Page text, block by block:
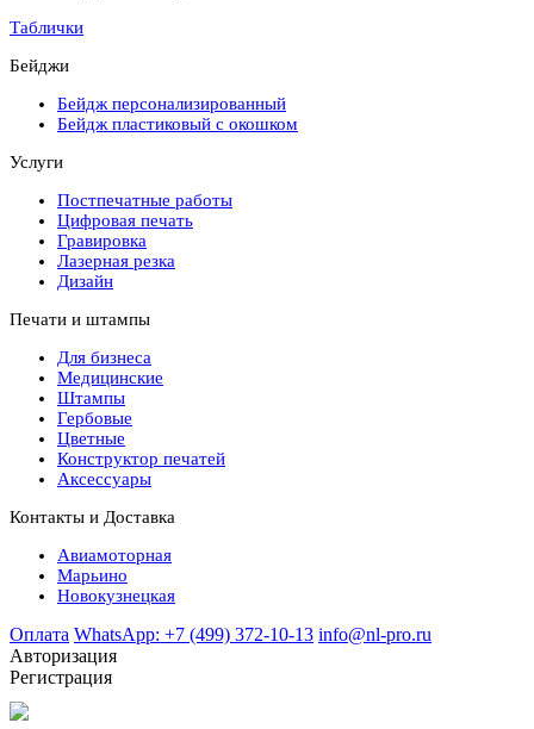
Таблички
Бейджи
Бейдж персонализированный
Бейдж пластиковый с окошком
Услуги
Постпечатные работы
Цифровая печать
Гравировка
Лазерная резка
Дизайн
Печати и штампы
Для бизнеса
Медицинские
Штампы
Гербовые
Цветные
Конструктор печатей
Аксессуары
Контакты и Доставка
Авиамоторная
Марьино
Новокузнецкая
Оплата WhatsApp: +7 (499) 372-10-13 info@nl-pro.ru
Авторизация
Регистрация